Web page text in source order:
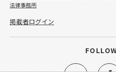
法律事務所
掲載者ログイン